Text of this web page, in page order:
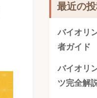
最近の
バイオリ
者ガイド
バイオリ
ツ完全解